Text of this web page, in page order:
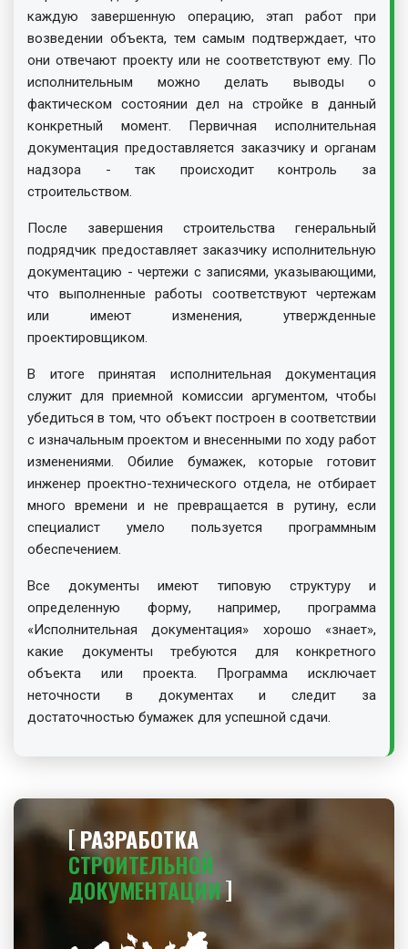
каждую завершенную операцию, этап работ при
возведении объекта, тем самым подтверждает, что
они отвечают проекту или не соответствуют ему. По
исполнительным можно делать выводы о
фактическом состоянии дел на стройке в данный
конкретный момент. Первичная исполнительная
документация предоставляется заказчику и органам
надзора - так происходит контроль за
строительством.
После завершения строительства генеральный
подрядчик предоставляет заказчику исполнительную
документацию - чертежи с записями, указывающими,
что выполненные работы соответствуют чертежам
или имеют изменения, утвержденные
проектировщиком.
В итоге принятая исполнительная документация
служит для приемной комиссии аргументом, чтобы
убедиться в том, что объект построен в соответствии
с изначальным проектом и внесенными по ходу работ
изменениями. Обилие бумажек, которые готовит
инженер проектно-технического отдела, не отбирает
много времени и не превращается в рутину, если
специалист умело пользуется программным
обеспечением.
Все документы имеют типовую структуру и
определенную форму, например, программа
«Исполнительная документация» хорошо «знает»,
какие документы требуются для конкретного
объекта или проекта. Программа исключает
неточности в документах и следит за
достаточностью бумажек для успешной сдачи.
РАЗРАБОТКА
СТРОИТЕЛЬНОЙ
ДОКУМЕНТАЦИИ